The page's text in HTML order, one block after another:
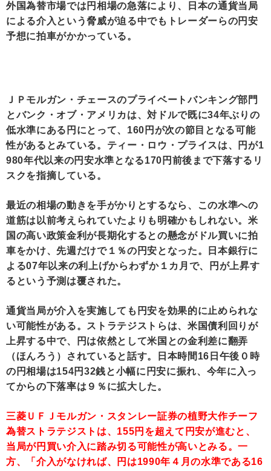
外国為替市場では円相場の急落により、日本の通貨当局
による介入という脅威が迫る中でもトレーダーらの円安
予想に拍車がかかっている。
ＪＰモルガン・チェースのプライベートバンキング部門
とバンク・オブ・アメリカは、対ドルで既に34年ぶりの
低水準にある円にとって、160円が次の節目となる可能
性があるとみている。ティー・ロウ・プライスは、円が1
980年代以来の円安水準となる170円前後まで下落するリ
スクを指摘している。
最近の相場の動きを手がかりとするなら、この水準への
道筋は以前考えられていたよりも明確かもしれない。米
国の高い政策金利が長期化するとの懸念がドル買いに拍
車をかけ、先週だけで１％の円安となった。日本銀行に
よる07年以来の利上げからわずか１カ月で、円が上昇す
るという予測は覆された。
通貨当局が介入を実施しても円安を効果的に止められな
い可能性がある。ストラテジストらは、米国債利回りが
上昇する中で、円は依然として米国との金利差に翻弄
（ほんろう）されていると話す。日本時間16日午後０時
の円相場は154円32銭と小幅に円安に振れ、今年に入っ
てからの下落率は９％に拡大した。
三菱ＵＦＪモルガン・スタンレー証券の植野大作チーフ
為替ストラテジストは、155円を超えて円安が進むと、
当局が円買い介入に踏み切る可能性が高いとみる。一
方、「介入がなければ、円は1990年４月の水準である16